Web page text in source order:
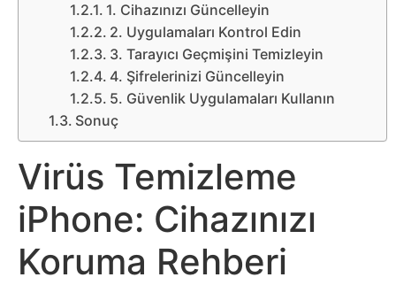
Bitcoin
Bitkiler
Çizgi
Film
Diğer
Sosyal
Medyalar
1. Cihazınızı Güncelleyin
2. Uygulamaları Kontrol Edin
3. Tarayıcı Geçmişini Temizleyin
4. Şifrelerinizi Güncelleyin
5. Güvenlik Uygulamaları Kullanın
Sonuç
Virüs Temizleme
iPhone: Cihazınızı
Koruma Rehberi